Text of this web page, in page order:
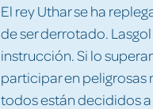
El rey Uthar se ha
de ser derrotado.
instrucción. Si lo
participar en peligrosas
todos están decididos a